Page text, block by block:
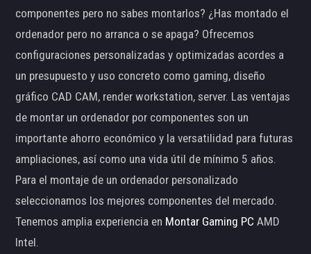
componentes pero no sabes montarlos? ¿Has montado el
ordenador pero no arranca o se apaga? Ofrecemos
configuraciones personalizadas y optimizadas acordes a
un presupuesto y uso concreto como gaming, diseño
gráfico CAD CAM, render workstation, server. Las ventajas
de montar un ordenador por componentes son un
importante ahorro económico y la versatilidad para futuras
ampliaciones, así como una vida útil de mínimo 5 años.
Para el montaje de un ordenador personalizado
seleccionamos los mejores componentes del mercado.
Tenemos amplia experiencia en Montar Gaming PC AMD
Intel.